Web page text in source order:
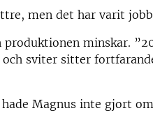
men det har varit
minskar.
sviter sitter
Magnus inte gjort